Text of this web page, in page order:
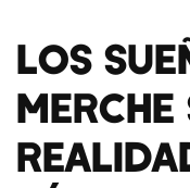
LOS
MERCHE